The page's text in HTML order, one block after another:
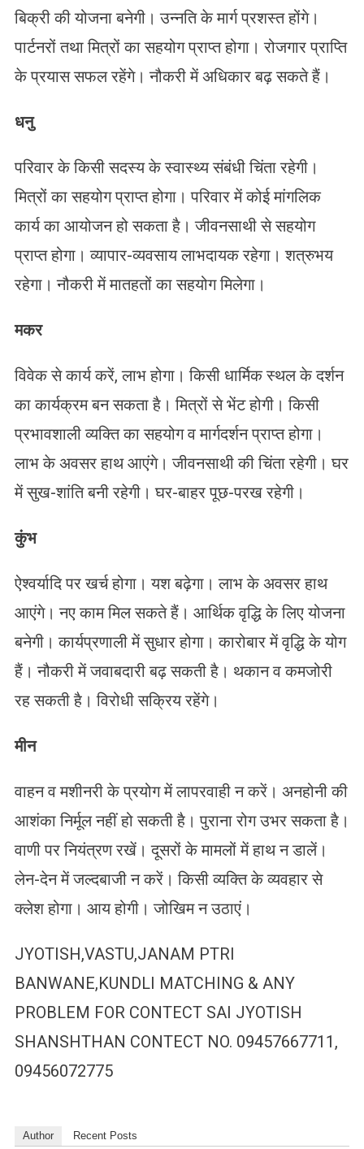
बिक्री की योजना बनेगी। उन्नति के मार्ग प्रशस्त होंगे।
पार्टनरों तथा मित्रों का सहयोग प्राप्त होगा। रोजगार प्राप्ति
के प्रयास सफल रहेंगे। नौकरी में अधिकार बढ़ सकते हैं।
धनु
परिवार के किसी सदस्य के स्वास्थ्य संबंधी चिंता रहेगी।
मित्रों का सहयोग प्राप्त होगा। परिवार में कोई मांगलिक
कार्य का आयोजन हो सकता है। जीवनसाथी से सहयोग
प्राप्त होगा। व्यापार-व्यवसाय लाभदायक रहेगा। शत्रुभय
रहेगा। नौकरी में मातहतों का सहयोग मिलेगा।
मकर
विवेक से कार्य करें, लाभ होगा। किसी धार्मिक स्थल के दर्शन
का कार्यक्रम बन सकता है। मित्रों से भेंट होगी। किसी
प्रभावशाली व्यक्ति का सहयोग व मार्गदर्शन प्राप्त होगा।
लाभ के अवसर हाथ आएंगे। जीवनसाथी की चिंता रहेगी। घर
में सुख-शांति बनी रहेगी। घर-बाहर पूछ-परख रहेगी।
कुंभ
ऐश्वर्यादि पर खर्च होगा। यश बढ़ेगा। लाभ के अवसर हाथ
आएंगे। नए काम मिल सकते हैं। आर्थिक वृद्धि के लिए योजना
बनेगी। कार्यप्रणाली में सुधार होगा। कारोबार में वृद्धि के योग
हैं। नौकरी में जवाबदारी बढ़ सकती है। थकान व कमजोरी
रह सकती है। विरोधी सक्रिय रहेंगे।
मीन
वाहन व मशीनरी के प्रयोग में लापरवाही न करें। अनहोनी की
आशंका निर्मूल नहीं हो सकती है। पुराना रोग उभर सकता है।
वाणी पर नियंत्रण रखें। दूसरों के मामलों में हाथ न डालें।
लेन-देन में जल्दबाजी न करें। किसी व्यक्ति के व्यवहार से
क्लेश होगा। आय होगी। जोखिम न उठाएं।
JYOTISH,VASTU,JANAM PTRI
BANWANE,KUNDLI MATCHING & ANY
PROBLEM FOR CONTECT SAI JYOTISH
SHANSHTHAN CONTECT NO. 09457667711,
09456072775
Author Recent Posts